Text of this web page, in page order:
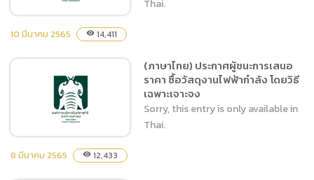
ปลา
(ภาษาไทย) ประกาศ เผยแพร่
แผนการจัดซื้อจัดจ้าง ประจำปี
2564 ก่อสร้างกรงขยายพันธ์ุ
Thai.
10 มีนาคม 2565 visibility 14,411
(ภาษาไทย) ประกาศผู้ชนะการเสนอ
ราคา ซื้อวัสดุงานไฟฟ้ากำลัง โดยวิธี
เฉพาะเจาะจง
Sorry, this entry is only available in
Thai.
8 มีนาคม 2565 visibility 12,433